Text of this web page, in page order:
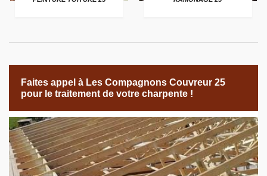
Faites appel à Les Compagnons Couvreur 25
pour le traitement de votre charpente !